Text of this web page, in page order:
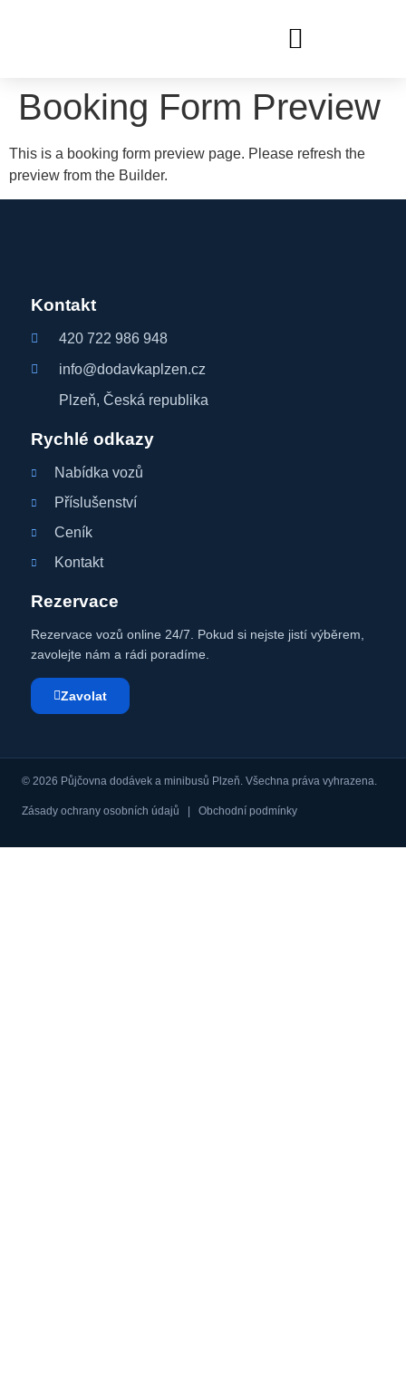
Booking Form Preview
This is a booking form preview page. Please refresh the
preview from the Builder.
Kontakt
420 722 986 948
info@dodavkaplzen.cz
Plzeň, Česká republika
Rychlé odkazy
Nabídka vozů
Příslušenství
Ceník
Kontakt
Rezervace
Rezervace vozů online 24/7. Pokud si nejste jistí výběrem,
zavolejte nám a rádi poradíme.
Zavolat
© 2026 Půjčovna dodávek a minibusů Plzeň. Všechna práva vyhrazena.
Zásady ochrany osobních údajů Obchodní podmínky